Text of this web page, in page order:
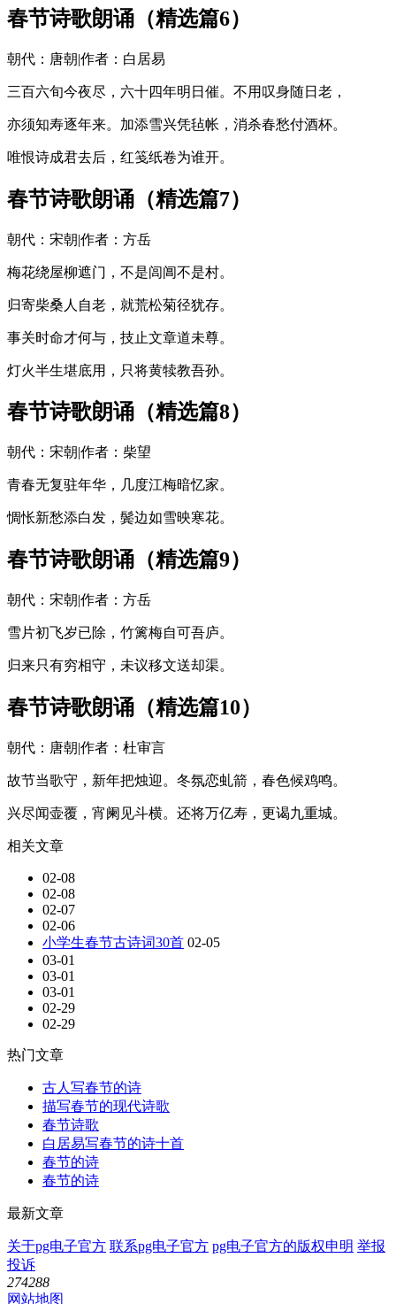
春节诗歌朗诵（精选篇6）
朝代：唐朝|作者：白居易
三百六旬今夜尽，六十四年明日催。不用叹身随日老，
亦须知寿逐年来。加添雪兴凭毡帐，消杀春愁付酒杯。
唯恨诗成君去后，红笺纸卷为谁开。
春节诗歌朗诵（精选篇7）
朝代：宋朝|作者：方岳
梅花绕屋柳遮门，不是闾阊不是村。
归寄柴桑人自老，就荒松菊径犹存。
事关时命才何与，技止文章道未尊。
灯火半生堪底用，只将黄犊教吾孙。
春节诗歌朗诵（精选篇8）
朝代：宋朝|作者：柴望
青春无复驻年华，几度江梅暗忆家。
惆怅新愁添白发，鬓边如雪映寒花。
春节诗歌朗诵（精选篇9）
朝代：宋朝|作者：方岳
雪片初飞岁已除，竹篱梅自可吾庐。
归来只有穷相守，未议移文送却渠。
春节诗歌朗诵（精选篇10）
朝代：唐朝|作者：杜审言
故节当歌守，新年把烛迎。冬氛恋虬箭，春色候鸡鸣。
兴尽闻壶覆，宵阑见斗横。还将万亿寿，更谒九重城。
相关文章
02-08
02-08
02-07
02-06
小学生春节古诗词30首 02-05
03-01
03-01
03-01
02-29
02-29
热门文章
古人写春节的诗
描写春节的现代诗歌
春节诗歌
白居易写春节的诗十首
春节的诗
春节的诗
最新文章
关于pg电子官方 联系pg电子官方 pg电子官方的版权申明 举报
投诉
274288
网站地图